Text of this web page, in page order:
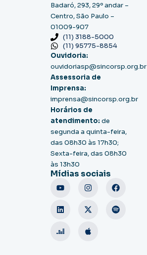
Badaró, 293, 29º andar –
Centro, São Paulo –
01009-907
(11) 3188-5000
(11) 95775-8854
Ouvidoria:
ouvidoriasp@sincorsp.org.br
Assessoria de
Imprensa:
imprensa@sincorsp.org.br
Horários de
atendimento: de
segunda a quinta-feira,
das 08h30 às 17h30;
Sexta-feira, das 08h30
às 13h30
Mídias sociais